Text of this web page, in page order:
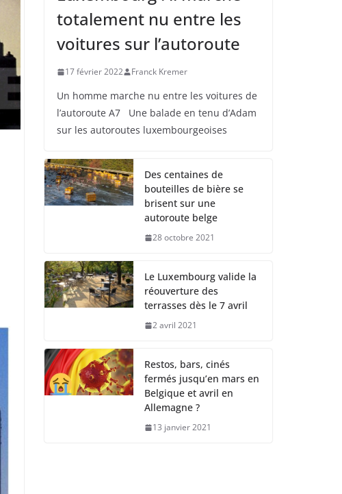
totalement nu entre les
voitures sur l’autoroute
17 février 2022 Franck Kremer
Un homme marche nu entre les voitures de
l’autoroute A7 Une balade en tenu d’Adam
sur les autoroutes luxembourgeoises
Des centaines de
bouteilles de bière se
brisent sur une
autoroute belge
28 octobre 2021
Le Luxembourg valide la
réouverture des
terrasses dès le 7 avril
2 avril 2021
Restos, bars, cinés
fermés jusqu’en mars en
Belgique et avril en
Allemagne ?
13 janvier 2021